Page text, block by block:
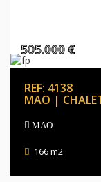
505.000 €
REF: 4138
MAO |
MAO
166 m2